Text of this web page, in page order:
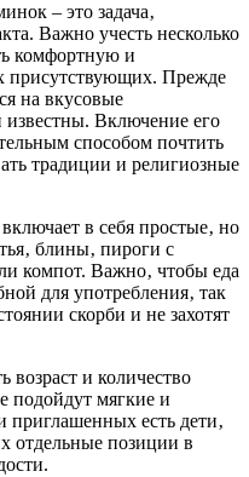
– это задача‚
Важно учесть несколько
комфортную и
присутствующих. Прежде
на вкусовые
известны. Включение его
способом почтить
традиции и религиозные
в себя простые‚ но
блины‚ пироги с
компот. Важно‚ чтобы еда
для употребления‚ так
скорби и не захотят
и количество
подойдут мягкие и
приглашенных есть дети‚
отдельные позиции в